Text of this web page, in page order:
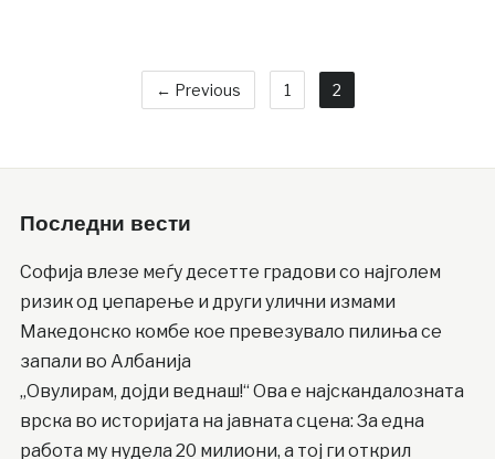
← Previous 1 2
Последни вести
Софија влезе меѓу десетте градови со најголем
ризик од џепарење и други улични измами
Македонско комбе кое превезувало пилиња се
запали во Албанија
„Овулирам, дојди веднаш!“ Ова е најскандалозната
врска во историјата на јавната сцена: За една
работа му нудела 20 милиони, а тој ги открил